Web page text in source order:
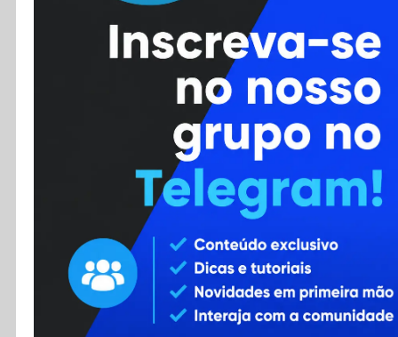
Cursos
Enviar Dica
Contato